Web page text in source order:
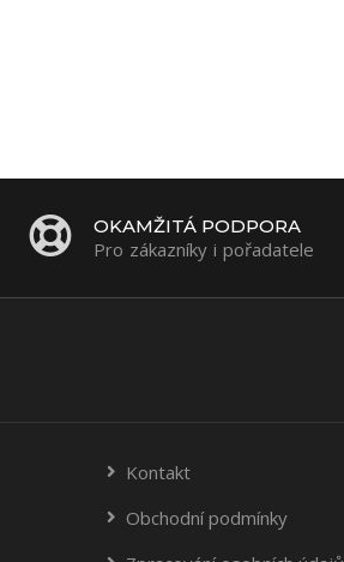
OKAMŽITÁ PODPORA
Pro zákazníky i pořadatele
Kontakt
Obchodní podmínky